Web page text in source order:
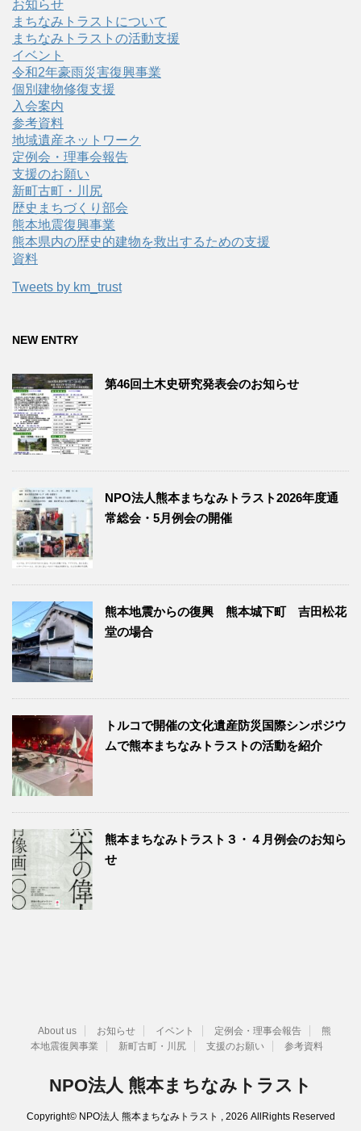
お知らせ
まちなみトラストについて
まちなみトラストの活動支援
イベント
令和2年豪雨災害復興事業
個別建物修復支援
入会案内
参考資料
地域遺産ネットワーク
定例会・理事会報告
支援のお願い
新町古町・川尻
歴史まちづくり部会
熊本地震復興事業
熊本県内の歴史的建物を救出するための支援
資料
Tweets by km_trust
NEW ENTRY
第46回土木史研究発表会のお知らせ
NPO法人熊本まちなみトラスト2026年度通
常総会・5月例会の開催
熊本地震からの復興 熊本城下町 吉田松花
堂の場合
トルコで開催の文化遺産防災国際シンポジウ
ムで熊本まちなみトラストの活動を紹介
熊本まちなみトラスト３・４月例会のお知ら
せ
About us お知らせ イベント 定例会・理事会報告
熊
本地震復興事業
新町古町・川尻 支援のお願い 参考資料
NPO法人 熊本まちなみトラスト
Copyright© NPO法人 熊本まちなみトラスト , 2026 AllRights Reserved